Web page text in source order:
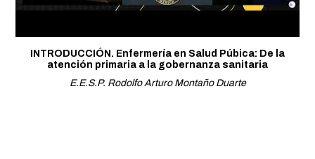
INTRODUCCIÓN. Enfermería en Salud Púbica: De la
atención primaria a la gobernanza sanitaria
E.E.S.P. Rodolfo Arturo Montaño Duarte